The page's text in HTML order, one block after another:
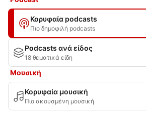
Κορυφαία podcasts
Πιο δημοφιλή podcasts
Podcasts ανά είδος
18 θεματικά είδη
Μουσική
Κορυφαία μουσική
Πιο ακουσμένη μουσική